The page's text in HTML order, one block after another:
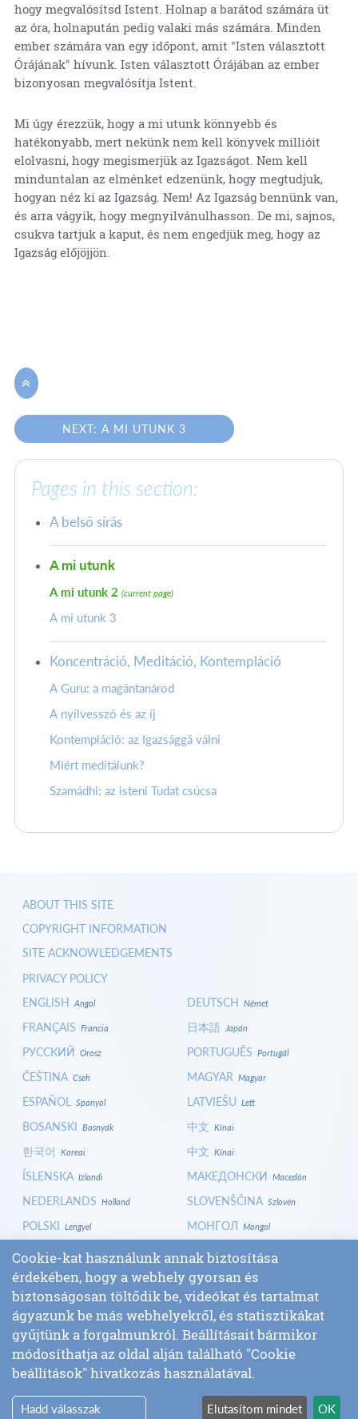
hogy megvalósítsd Istent. Holnap a barátod számára üt
az óra, holnapután pedig valaki más számára. Minden
ember számára van egy időpont, amit "Isten választott
Órájának" hívunk. Isten választott Órájában az ember
bizonyosan megvalósítja Istent.
Mi úgy érezzük, hogy a mi utunk könnyebb és
hatékonyabb, mert nekünk nem kell könyvek millióit
elolvasni, hogy megismerjük az Igazságot. Nem kell
minduntalan az elménket edzenünk, hogy megtudjuk,
hogyan néz ki az Igazság. Nem! Az Igazság bennünk van,
és arra vágyik, hogy megnyilvánulhasson. De mi, sajnos,
csukva tartjuk a kaput, és nem engedjük meg, hogy az
Igazság előjöjjön.

NEXT: A MI UTUNK 3
Pages in this section:
A belső sírás
A mi utunk
A mi utunk 2 (current page)
A mi utunk 3
Koncentráció, Meditáció, Kontempláció
A Guru: a magántanárod
A nyílvessző és az íj
Kontempláció: az Igazsággá válni
Miért meditálunk?
Szamádhi: az isteni Tudat csúcsa
ABOUT THIS SITE
COPYRIGHT INFORMATION
SITE ACKNOWLEDGEMENTS
PRIVACY POLICY
ENGLISH Angol
FRANÇAIS Francia
РУССКИЙ Orosz
ČEŠTINA Cseh
ESPAÑOL Spanyol
BOSANSKI Bosnyák
한국어 Koreai
ÍSLENSKA Izlandi
NEDERLANDS Holland
POLSKI Lengyel
HRVATSKI Horvát
ITALIANOOlasz
БЪЛГАРСКИ Bolgár
DEUTSCH Német
日本語 Japán
PORTUGUÊS Portugál
MAGYAR Magyar
LATVIEŠU Lett
中文 Kínai
中文 Kínai
МАКЕДОНСКИ Macedón
SLOVENŠČINA Szlovén
МОНГОЛ Mongol
СРПСКИ Szerb
বাংলাBangla
SLOVENČINA Szlovák
LOGIN
Cookie-kat használunk annak biztosítása
érdekében, hogy a webhely gyorsan és
biztonságosan töltődik be, videókat és tartalmat
ágyazunk be más webhelyekről, és statisztikákat
gyűjtünk a forgalmunkról. Beállításait bármikor
módosíthatja az oldal alján található "Cookie
beállítások" hivatkozás használatával.
Hadd válasszak Elutasítom mindet OK